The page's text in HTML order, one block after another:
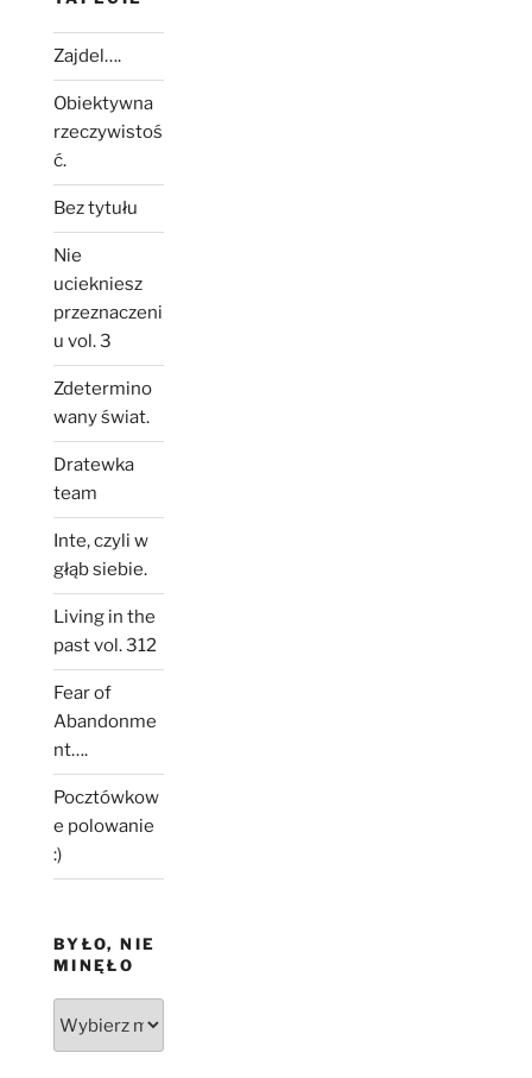
Zajdel….
Obiektywna
rzeczywistoś
ć.
Bez tytułu
Nie
uciekniesz
przeznaczeni
u vol. 3
Zdetermino
wany świat.
Dratewka
team
Inte, czyli w
głąb siebie.
Living in the
past vol. 312
Fear of
Abandonme
nt….
Pocztówkow
e polowanie
:)
BYŁO, NIE
MINĘŁO